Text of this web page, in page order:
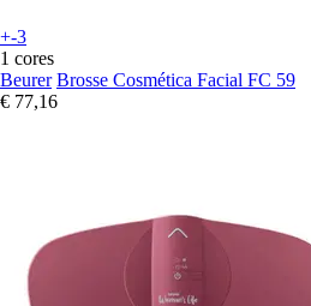
+-3
1 cores
Beurer Brosse Cosmética Facial FC 59
€ 77,16